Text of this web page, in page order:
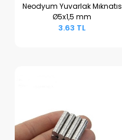
Sepete Ekle
Neodyum Yuvarlak Mıknatıs
Ø5x1,5 mm
3.63 TL